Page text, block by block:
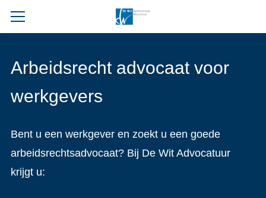
Arbeidsrecht advocaat voor
werkgevers
Bent u een werkgever en zoekt u een goede
arbeidsrechtsadvocaat? Bij De Wit Advocatuur
krijgt u: